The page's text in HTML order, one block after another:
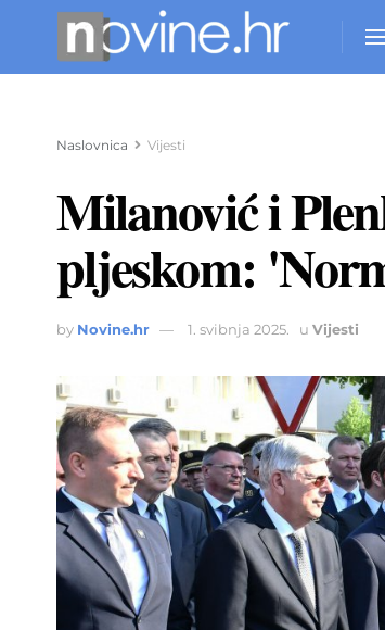
Naslovnica Vijesti
Milanović i
pljeskom:
by Novine.hr 1. svibnja 2025. u Vijesti